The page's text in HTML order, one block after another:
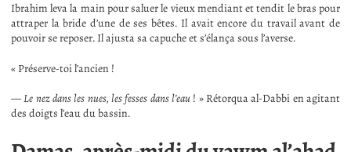
Ibrahim leva la main pour saluer le vieux mendiant et tendit le bras pour
attraper la bride d’une de ses bêtes. Il avait encore du travail avant de
pouvoir se reposer. Il ajusta sa capuche et s’élança sous l’averse.
« Préserve-toi l’ancien !
—Le nez dans les nues, les fesses dans l’eau ! » Rétorqua al-Dabbi en agitant
des doigts l’eau du bassin.